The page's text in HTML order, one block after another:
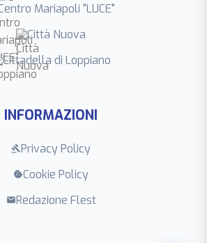
Mariapoli "LUCE"
Città Nuova
Cittadella di Loppiano
INFORMAZIONI
gavelPrivacy Policy
cookieCookie Policy
mailRedazione Flest